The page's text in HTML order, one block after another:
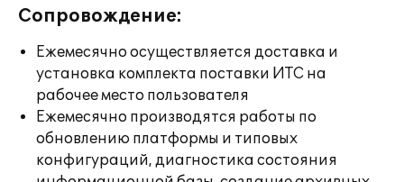
Сопровождение:
Ежемесячно осуществляется доставка и
установка комплекта поставки ИТС на
рабочее место пользователя
Ежемесячно производятся работы по
обновлению платформы и типовых
конфигураций, диагностика состояния